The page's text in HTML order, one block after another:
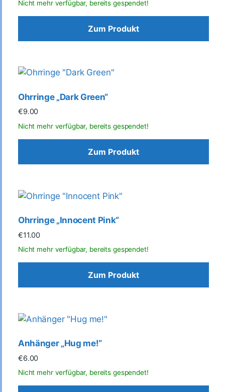
Zum Produkt
Ohrringe „Dark Green“
€9.00
Zum Produkt
Ohrringe „Innocent Pink“
€11.00
Zum Produkt
Anhänger „Hug me!“
€6.00